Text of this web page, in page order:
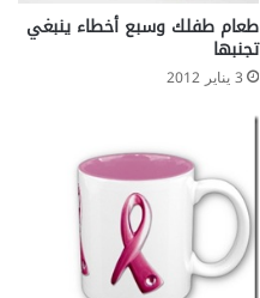
طعام طفلك وسبع أخطاء ينبغي
تجنبها
3 يناير 2012